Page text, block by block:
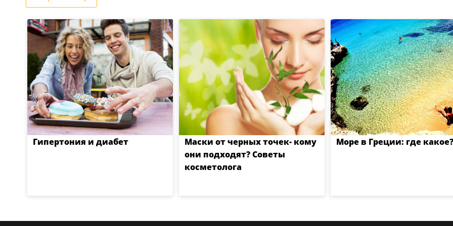
Гипертония и диабет
Маски от черных точек- кому
они подходят? Советы
косметолога
Море в Греции: где какое?